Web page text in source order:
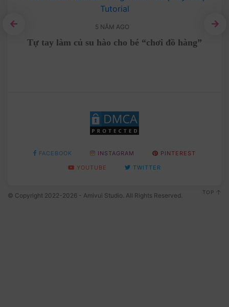
5 NĂM AGO
Tự tay làm củ su hào cho bé “chơi đồ hàng”
FACEBOOK INSTAGRAM
PINTEREST
YOUTUBE
TWITTER
© Copyright 2022-2026 - Amivui Studio. All Rights Reserved. TOP